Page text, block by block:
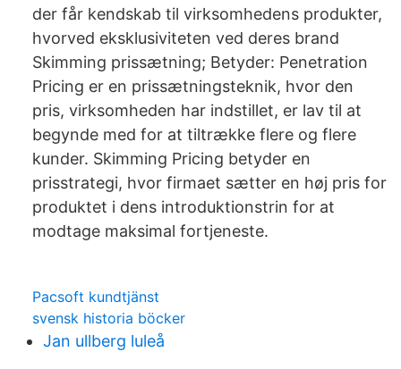
der får kendskab til virksomhedens produkter,
hvorved eksklusiviteten ved deres brand
Skimming prissætning; Betyder: Penetration
Pricing er en prissætningsteknik, hvor den
pris, virksomheden har indstillet, er lav til at
begynde med for at tiltrække flere og flere
kunder. Skimming Pricing betyder en
prisstrategi, hvor firmaet sætter en høj pris for
produktet i dens introduktionstrin for at
modtage maksimal fortjeneste.
Pacsoft kundtjänst
svensk historia böcker
Jan ullberg luleå